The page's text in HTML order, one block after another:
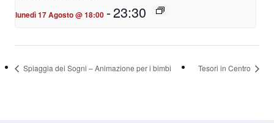
lunedì 17 Agosto @ 18:00 -23:30
Spiaggia dei Sogni – Animazione per i bimbi Tesori in Centro